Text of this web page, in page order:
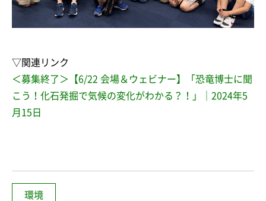
▽関連リンク
＜募集終了＞【6/22 会場＆ウェビナー】「恐竜博士に聞
こう！化石発掘で気候の変化がわかる？！」｜2024年5
月15日
環境